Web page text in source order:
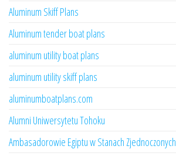
Aluminum Skiff Plans
Aluminum tender boat plans
aluminum utility boat plans
aluminum utility skiff plans
aluminumboatplans.com
Alumni Uniwersytetu Tohoku
Ambasadorowie Egiptu w Stanach Zjednoczonych